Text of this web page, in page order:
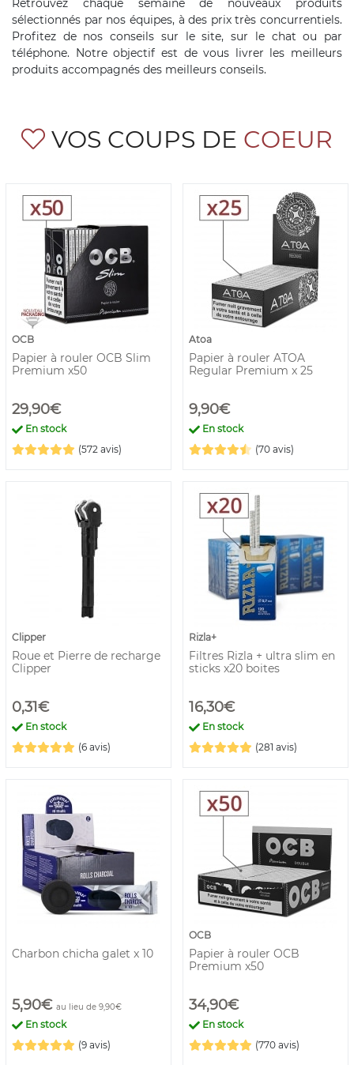
Retrouvez chaque semaine de nouveaux produits
sélectionnés par nos équipes, à des prix très concurrentiels.
Profitez de nos conseils sur le site, sur le chat ou par
téléphone. Notre objectif est de vous livrer les meilleurs
produits accompagnés des meilleurs conseils.
VOS COUPS DE COEUR
OCB
Papier à rouler OCB Slim
Premium x50
29,90€
En stock
(572 avis)
Atoa
Papier à rouler ATOA
Regular Premium x 25
9,90€
En stock
(70 avis)
Clipper
Roue et Pierre de recharge
Clipper
0,31€
En stock
(6 avis)
Rizla+
Filtres Rizla + ultra slim en
sticks x20 boites
16,30€
En stock
(281 avis)
Charbon chicha galet x 10
5,90€ au lieu de 9,90€
En stock
(9 avis)
OCB
Papier à rouler OCB
Premium x50
34,90€
En stock
(770 avis)